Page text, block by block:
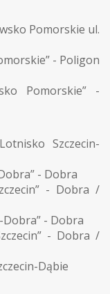
Pomorskie ul.
- Poligon
Pomorskie” -
Szczecin-
- Dobra
- Dobra /
Dobra” - Dobra
- Dobra /
Dąbie